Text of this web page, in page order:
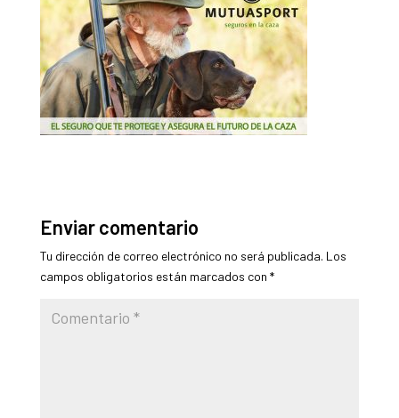
Enviar comentario
Tu dirección de correo electrónico no será publicada. Los
campos obligatorios están marcados con *